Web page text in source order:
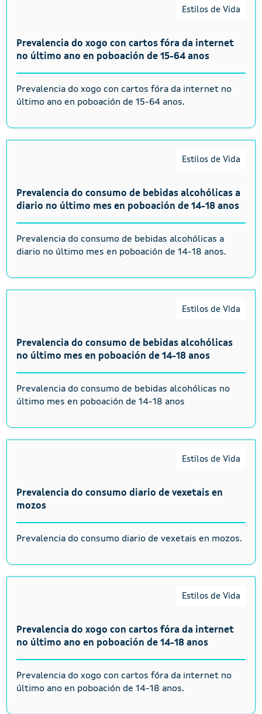
Estilos de Vida
Prevalencia do xogo con cartos fóra da internet
no último ano en poboación de 15-64 anos
Prevalencia do xogo con cartos fóra da internet no
último ano en poboación de 15-64 anos.
Estilos de Vida
Prevalencia do consumo de bebidas alcohólicas a
diario no último mes en poboación de 14-18 anos
Prevalencia do consumo de bebidas alcohólicas a
diario no último mes en poboación de 14-18 anos.
Estilos de Vida
Prevalencia do consumo de bebidas alcohólicas
no último mes en poboación de 14-18 anos
Prevalencia do consumo de bebidas alcohólicas no
último mes en poboación de 14-18 anos
Estilos de Vida
Prevalencia do consumo diario de vexetais en
mozos
Prevalencia do consumo diario de vexetais en mozos.
Estilos de Vida
Prevalencia do xogo con cartos fóra da internet
no último ano en poboación de 14-18 anos
Prevalencia do xogo con cartos fóra da internet no
último ano en poboación de 14-18 anos.